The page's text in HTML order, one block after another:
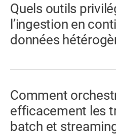
Quels outils
l’ingestion en
données
Comment
efficacement les
batch et